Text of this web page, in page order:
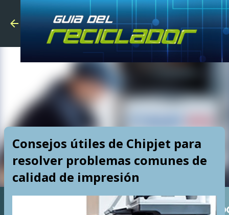
Skip to
Consejos útiles de Chipjet para
resolver problemas comunes de
calidad de impresión